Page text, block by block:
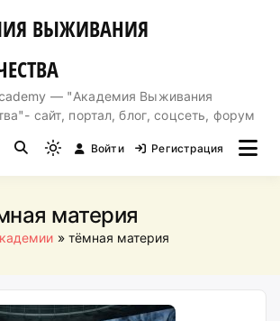
ВЫЖИВАНИЯ
— "Академия Выживания
сайт, портал, блог, соцсеть, форум
Light
mode
to
switch
Войти Регистрация
материя
тёмная материя